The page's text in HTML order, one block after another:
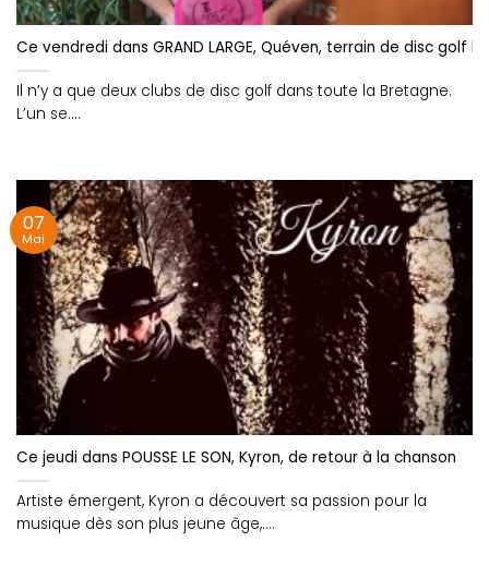
Ce vendredi dans GRAND LARGE, Quéven, terrain de disc golf
Il n’y a que deux clubs de disc golf dans toute la Bretagne.
L’un se....
Ce jeudi dans POUSSE LE SON, Kyron, de retour à la chanson
Artiste émergent, Kyron a découvert sa passion pour la
musique dès son plus jeune âge,....
07
Mai